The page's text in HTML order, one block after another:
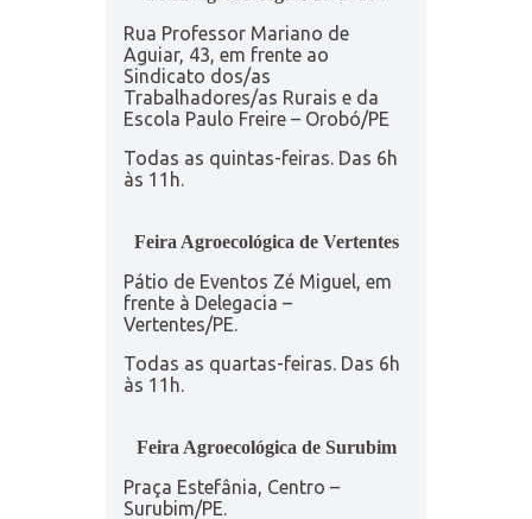
Rua Professor Mariano de
Aguiar, 43, em frente ao
Sindicato dos/as
Trabalhadores/as Rurais e da
Escola Paulo Freire – Orobó/PE
Todas as quintas-feiras. Das 6h
às 11h.
Feira Agroecológica de Vertentes
Pátio de Eventos Zé Miguel, em
frente à Delegacia –
Vertentes/PE.
Todas as quartas-feiras. Das 6h
às 11h.
Feira Agroecológica de Surubim
Praça Estefânia, Centro –
Surubim/PE.